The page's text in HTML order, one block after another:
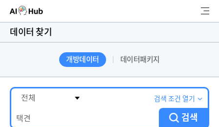
AI-Hub
AI 데이터찾기
AI 허브소개
색
데이터 찾기
개방데이터 데이터패키지
검색 조건 열기
검색